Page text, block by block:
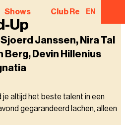
Shows Club Regulars
EN
Up
Janssen, Nira Tal
Berg, Devin Hillenius
je altijd het beste talent in een
gegarandeerd lachen, alleen